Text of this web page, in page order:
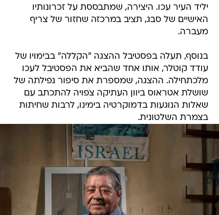
יליד העיר עכו. היצירה, שמתבססת על זכרונותיו
האישיים של סבג, תציב במרכזה שחזור של צריף
מעברה.
בנוסף, תעלה בפסטיבל ההצגה "הקללה" בבימויו של
עודד קוטלר, אותו אחד שהביא את הפסטיבל לעכו
מלכתחילה. ההצגה, שמספרת את סיפור נפילתה של
שושלת אטראוס ביוון העתיקה צפויה להתכתב עם
שאלות הנוגעות בדמוקרטיה בימינו, לרבות שחיתות
בצמרת השלטונית.